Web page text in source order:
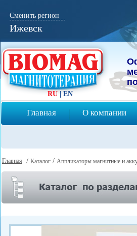
Главная О компании
RU | EN
Сменить регион
Ижевск
Главная / Каталог / Аппликаторы магнитные и